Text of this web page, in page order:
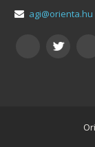
agi@orienta.hu